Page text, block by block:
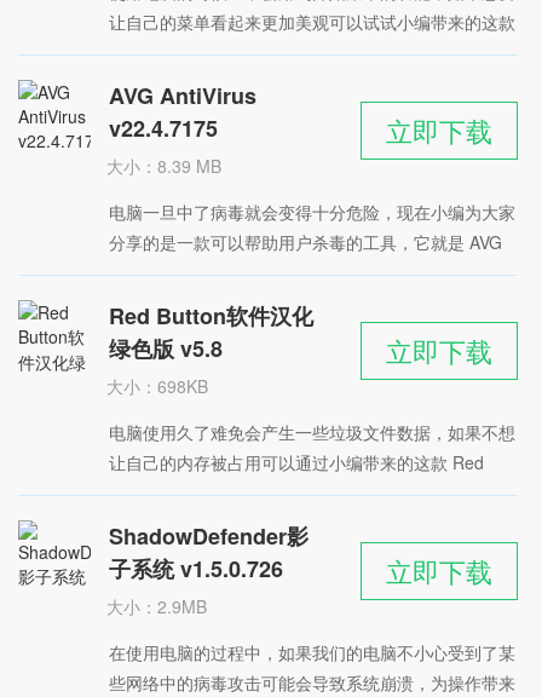
让自己的菜单看起来更加美观可以试试小编带来的这款
SuperStart 软件，这是一个功能简单但很实用的优化工
具，可以对用户的菜单进行美化修改，支持自由选择开
始菜单的样式，打造自定义菜单，风格多样，支持
Windows系统。
AVG AntiVirus
v22.4.7175
大小：8.39 MB
星级：
立即下载
电脑一旦中了病毒就会变得十分危险，现在小编为大家
分享的是一款可以帮助用户杀毒的工具，它就是 AVG
AntiVirus 软件，软件具备了强大的木马查杀功能，可
以对电脑中的恶意程序或间谍软件进行有效地监控和拦
截操作，防止用户的电脑出现中毒情况，体积轻巧不会
影响系统的运行。
Red Button软件汉化
绿色版 v5.8
大小：698KB
星级：
立即下载
电脑使用久了难免会产生一些垃圾文件数据，如果不想
让自己的内存被占用可以通过小编带来的这款 Red
Button软件汉化绿色版软件进行清理操作，这款软件体
积不但，但是具备了出色的系统优化和清理功能，能够
帮助用户快速删除无用的垃圾注册表等等，适用于
Windows操作系统。
ShadowDefender影
子系统 v1.5.0.726
大小：2.9MB
星级：
立即下载
在使用电脑的过程中，如果我们的电脑不小心受到了某
些网络中的病毒攻击可能会导致系统崩溃，为操作带来